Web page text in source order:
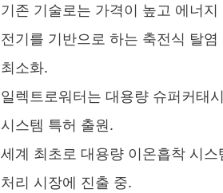
기존 기술로는 가격이 높고 에너
전기를 기반으로 하는 축전식 탈
최소화.
일렉트로워터는 대용량 슈퍼커태
시스템 특허 출원.
세계 최초로 대용량 이온흡착 시
처리 시장에 진출 중.